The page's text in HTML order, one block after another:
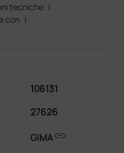
tecniche |
con |
106131
27626
GIMAlink